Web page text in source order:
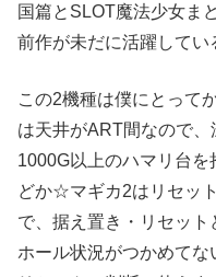
国篇とSLOT魔法少女ま
前作が未だに活躍してい
この2機種は僕にとって
は天井がART間なので、
1000G以上のハマリ台を
どか☆マギカ2はリセッ
で、据え置き・リセット
ホール状況がつかめて